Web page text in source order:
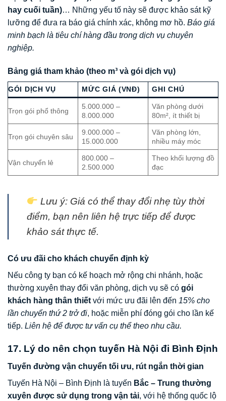
hay cuối tuần)… Những yếu tố này sẽ được khảo sát kỹ
lưỡng để đưa ra báo giá chính xác, không mơ hồ. Báo giá
minh bạch là tiêu chí hàng đầu trong dịch vụ chuyên
nghiệp.
Bảng giá tham khảo (theo m³ và gói dịch vụ)
GÓI DỊCH VỤ MỨC GIÁ (VNĐ) GHI CHÚ
Trọn gói phổ thông
5.000.000 –
8.000.000
Văn phòng dưới
80m², ít thiết bị
Trọn gói chuyên sâu
9.000.000 –
15.000.000
Văn phòng lớn,
nhiều máy móc
Vận chuyển lẻ
800.000 –
2.500.000
Theo khối lượng đồ
đạc
Lưu ý: Giá có thể thay đổi nhẹ tùy thời
điểm, bạn nên liên hệ trực tiếp để được
khảo sát thực tế.
Có ưu đãi cho khách chuyển định kỳ
Nếu công ty bạn có kế hoạch mở rộng chi nhánh, hoặc
thường xuyên thay đổi văn phòng, dịch vụ sẽ có gói
khách hàng thân thiếtvới mức ưu đãi lên đến 15% cho
lần chuyển thứ 2 trở đi, hoặc miễn phí đóng gói cho lần kế
tiếp. Liên hệ để được tư vấn cụ thể theo nhu cầu.
17. Lý do nên chọn tuyến Hà Nội đi Bình Định
Tuyến đường vận chuyển tối ưu, rút ngắn thời gian
Tuyến Hà Nội – Bình Định là tuyến Bắc – Trung thường
xuyên được sử dụng trong vận tải, với hệ thống quốc lộ